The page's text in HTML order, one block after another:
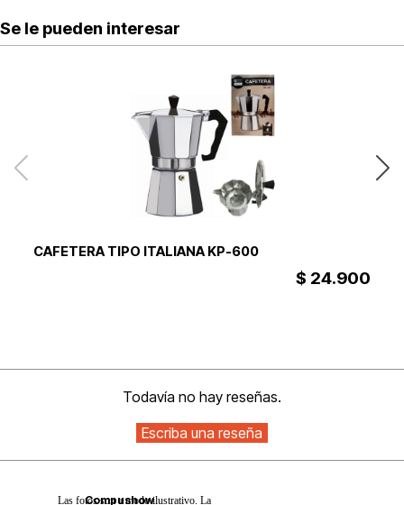
Se le pueden interesar
CAFETERA TIPO ITALIANA KP-600
$ 24.900
Todavía no hay reseñas.
Las fotos son a modo ilustrativo. La
Compushow